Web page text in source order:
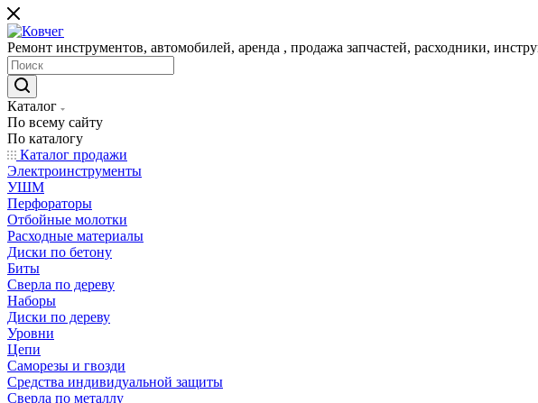
Ремонт инструментов, автомобилей, аренда , продажа запчастей, расходники,
Каталог
По всему сайту
По каталогу
Каталог продажи
Электроинструменты
УШМ
Перфораторы
Отбойные молотки
Расходные материалы
Диски по бетону
Биты
Сверла по дереву
Наборы
Диски по дереву
Уровни
Цепи
Саморезы и гвозди
Средства индивидуальной защиты
Сверла по металлу